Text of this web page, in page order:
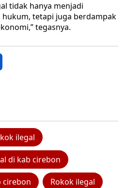
tidak hanya menjadi
tetapi juga berdampak
tegasnya.
ilegal
di kab cirebon
cirebon Rokok ilegal